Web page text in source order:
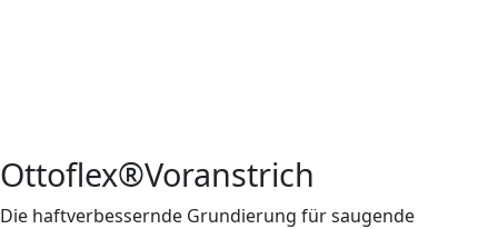
Ottoflex®Voranstrich
Die haftverbessernde Grundierung für saugende